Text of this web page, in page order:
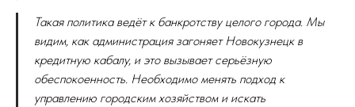
Такая политика ведёт к банкротству целого города. Мы
видим, как администрация загоняет Новокузнецк в
кредитную кабалу, и это вызывает серьёзную
обеспокоенность. Необходимо менять подход к
управлению городским хозяйством и искать